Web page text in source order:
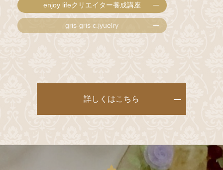
enjoy lifeクリエイター養成講座
gris-gris c.jyuelry
詳しくはこちら